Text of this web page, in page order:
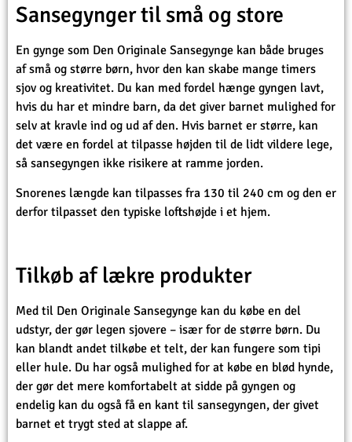
Sansegynger til små og store
En gynge som Den Originale Sansegynge kan både bruges
af små og større børn, hvor den kan skabe mange timers
sjov og kreativitet. Du kan med fordel hænge gyngen lavt,
hvis du har et mindre barn, da det giver barnet mulighed for
selv at kravle ind og ud af den. Hvis barnet er større, kan
det være en fordel at tilpasse højden til de lidt vildere lege,
så sansegyngen ikke risikere at ramme jorden.
Snorenes længde kan tilpasses fra 130 til 240 cm og den er
derfor tilpasset den typiske loftshøjde i et hjem.
Tilkøb af lækre produkter
Med til Den Originale Sansegynge kan du købe en del
udstyr, der gør legen sjovere – især for de større børn. Du
kan blandt andet tilkøbe et telt, der kan fungere som tipi
eller hule. Du har også mulighed for at købe en blød hynde,
der gør det mere komfortabelt at sidde på gyngen og
endelig kan du også få en kant til sansegyngen, der givet
barnet et trygt sted at slappe af.